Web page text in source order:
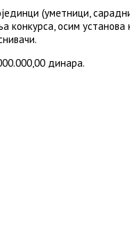
(уметници,
осим установа
динара.